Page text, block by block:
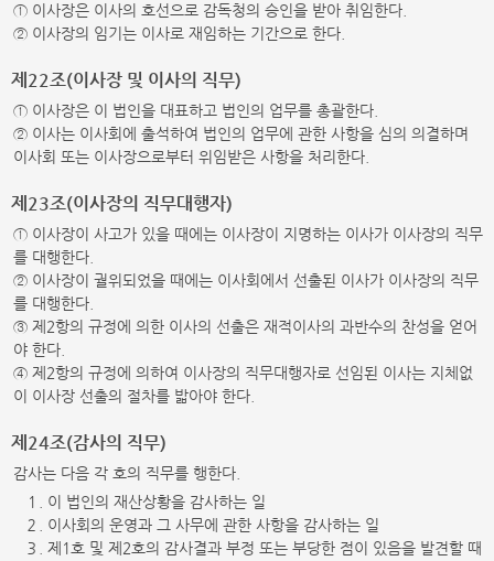
① 이사장은 이사의 호선으로 감독청의 승인을 받아 취임한다.
② 이사장의 임기는 이사로 재임하는 기간으로 한다.
제22조(이사장 및 이사의 직무)
① 이사장은 이 법인을 대표하고 법인의 업무를 총괄한다.
② 이사는 이사회에 출석하여 법인의 업무에 관한 사항을 심의 의결하며
이사회 또는 이사장으로부터 위임받은 사항을 처리한다.
제23조(이사장의 직무대행자)
① 이사장이 사고가 있을 때에는 이사장이 지명하는 이사가 이사장의 직무
를 대행한다.
② 이사장이 궐위되었을 때에는 이사회에서 선출된 이사가 이사장의 직무
를 대행한다.
③ 제2항의 규정에 의한 이사의 선출은 재적이사의 과반수의 찬성을 얻어
야 한다.
④ 제2항의 규정에 의하여 이사장의 직무대행자로 선임된 이사는 지체없
이 이사장 선출의 절차를 밟아야 한다.
제24조(감사의 직무)
감사는 다음 각 호의 직무를 행한다.
１. 이 법인의 재산상황을 감사하는 일
２. 이사회의 운영과 그 사무에 관한 사항을 감사하는 일
３. 제1호 및 제2호의 감사결과 부정 또는 부당한 점이 있음을 발견할 때